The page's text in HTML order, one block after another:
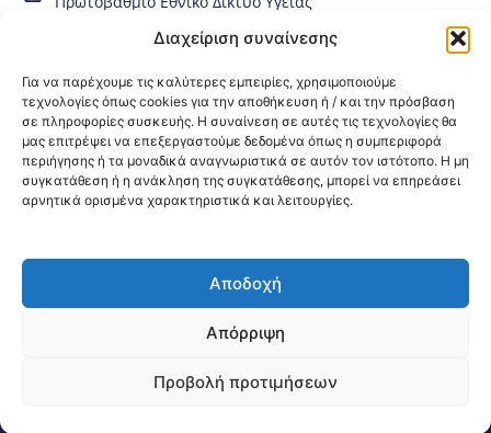
Διαχείριση συναίνεσης
Για να παρέχουμε τις καλύτερες εμπειρίες, χρησιμοποιούμε
τεχνολογίες όπως cookies για την αποθήκευση ή / και την πρόσβαση
σε πληροφορίες συσκευής. Η συναίνεση σε αυτές τις τεχνολογίες θα
μας επιτρέψει να επεξεργαστούμε δεδομένα όπως η συμπεριφορά
περιήγησης ή τα μοναδικά αναγνωριστικά σε αυτόν τον ιστότοπο. Η μη
συγκατάθεση ή η ανάκληση της συγκατάθεσης, μπορεί να επηρεάσει
αρνητικά ορισμένα χαρακτηριστικά και λειτουργίες.
Αποδοχή
Απόρριψη
Προβολή προτιμήσεων
@2026 3ype.gr All rights reserved
Θεσσαλονίκη, ΕλλάδαΤηλ: +30 2311 226 200
07920 Website Visits: 1595412